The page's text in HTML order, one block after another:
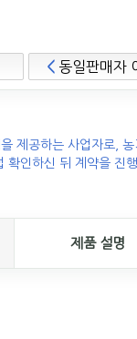
< 동일판매자
제공하는 사업자로,
확인하신 뒤 계약을 진
제품 설명